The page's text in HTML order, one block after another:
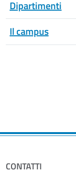
Dipartimenti
Il campus
CONTATTI